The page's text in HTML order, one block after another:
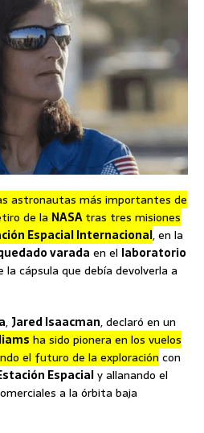
astronautas más importantes de
de la NASAtras tres misiones
Espacial Internacional, en la
varada en el laboratorio
cápsula que debía devolverla a
, Jared Isaacman, declaró en un
ha sido pionera en los vuelos
el futuro de la exploración con
Espacialy allanando el
a la órbita baja